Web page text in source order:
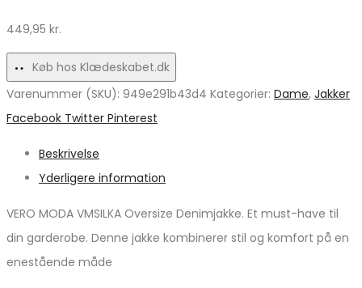
449,95 kr.
Køb hos Klædeskabet.dk
Varenummer (SKU): 949e291b43d4 Kategorier: Dame, Jakker
Share
Facebook Twitter Pinterest
Beskrivelse
Yderligere information
VERO MODA VMSILKA Oversize Denimjakke. Et must-have til
din garderobe. Denne jakke kombinerer stil og komfort på en
enestående måde